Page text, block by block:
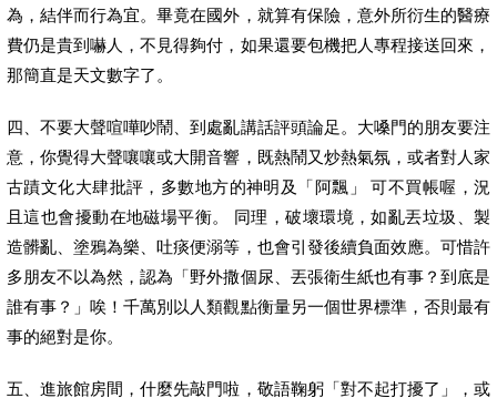
為，結伴而行為宜。畢竟在國外，就算有保險，意外所衍生的醫療
費仍是貴到嚇人，不見得夠付，如果還要包機把人專程接送回來，
那簡直是天文數字了。
四、不要大聲喧嘩吵鬧、到處亂講話評頭論足。大嗓門的朋友要注
意，你覺得大聲嚷嚷或大開音響，既熱鬧又炒熱氣氛，或者對人家
古蹟文化大肆批評，多數地方的神明及「阿飄」 可不買帳喔，況
且這也會擾動在地磁場平衡。 同理，破壞環境，如亂丟垃圾、製
造髒亂、塗鴉為樂、吐痰便溺等，也會引發後續負面效應。可惜許
多朋友不以為然，認為「野外撒個尿、丟張衛生紙也有事？到底是
誰有事？」唉！千萬別以人類觀點衡量另一個世界標準，否則最有
事的絕對是你。
五、進旅館房間，什麼先敲門啦，敬語鞠躬「對不起打擾了」，或